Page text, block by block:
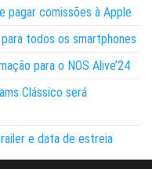
pagar comissões à Apple
todos os smartphones
para o NOS Alive’24
Clássico será
e data de estreia